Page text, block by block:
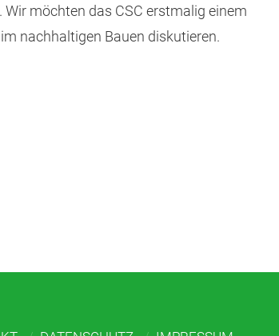
Wir möchten das CSC erstmalig einem
nachhaltigen Bauen diskutieren.